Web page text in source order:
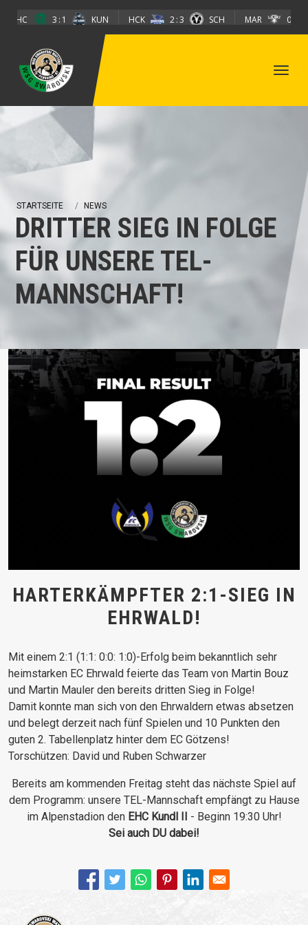
EHC 3 1 KUN HCK 2 3 SCH MAR 0 5
STARTSEITE NEWS
DRITTER SIEG IN FOLGE
FÜR UNSERE TEL-
MANNSCHAFT!
HARTERKÄMPFTER 2:1-SIEG IN
EHRWALD!
Mit einem 2:1 (1:1: 0:0: 1:0)-Erfolg beim bekanntlich sehr
heimstarken EC Ehrwald feierte das Team von Martin Bouz
und Martin Mauler den bereits dritten Sieg in Folge!
Damit konnte man sich von den Ehrwaldern etwas absetzen
und belegt derzeit nach fünf Spielen und 10 Punkten den
guten 2. Tabellenplatz hinter dem EC Götzens!
Torschützen: David und Ruben Schwarzer
Bereits am kommenden Freitag steht das nächste Spiel auf
dem Programm: unsere TEL-Mannschaft empfängt zu Hause
im Alpenstadion den EHC Kundl II - Beginn 19:30 Uhr!
Sei auch DU dabei!